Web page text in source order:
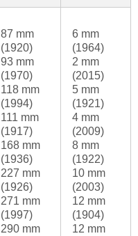
87 mm
(1920)
93 mm
(1970)
118 mm
(1994)
111 mm
(1917)
168 mm
(1936)
227 mm
(1926)
271 mm
(1997)
290 mm
6 mm
(1964)
2 mm
(2015)
5 mm
(1921)
4 mm
(2009)
8 mm
(1922)
10 mm
(2003)
12 mm
(1904)
12 mm